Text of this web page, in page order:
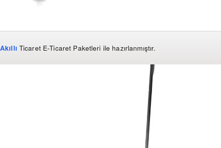
Akıllı Ticaret E-Ticaret Paketleri ile hazırlanmıştır.